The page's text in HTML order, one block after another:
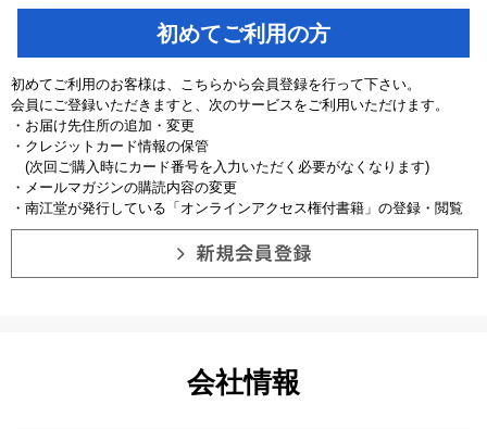
初めてご利用の方
初めてご利用のお客様は、こちらから会員登録を行って下さい。
会員にご登録いただきますと、次のサービスをご利用いただけます。
・お届け先住所の追加・変更
・クレジットカード情報の保管
(次回ご購入時にカード番号を入力いただく必要がなくなります)
・メールマガジンの購読内容の変更
・南江堂が発行している「オンラインアクセス権付書籍」の登録・閲覧
会社情報